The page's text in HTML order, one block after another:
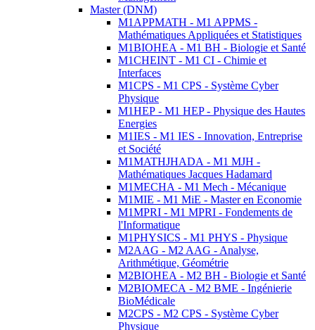
Master (DNM)
M1APPMATH - M1 APPMS -
Mathématiques Appliquées et Statistiques
M1BIOHEA - M1 BH - Biologie et Santé
M1CHEINT - M1 CI - Chimie et
Interfaces
M1CPS - M1 CPS - Système Cyber
Physique
M1HEP - M1 HEP - Physique des Hautes
Energies
M1IES - M1 IES - Innovation, Entreprise
et Société
M1MATHJHADA - M1 MJH -
Mathématiques Jacques Hadamard
M1MECHA - M1 Mech - Mécanique
M1MIE - M1 MiE - Master en Economie
M1MPRI - M1 MPRI - Fondements de
l'Informatique
M1PHYSICS - M1 PHYS - Physique
M2AAG - M2 AAG - Analyse,
Arithmétique, Géométrie
M2BIOHEA - M2 BH - Biologie et Santé
M2BIOMECA - M2 BME - Ingénierie
BioMédicale
M2CPS - M2 CPS - Système Cyber
Physique